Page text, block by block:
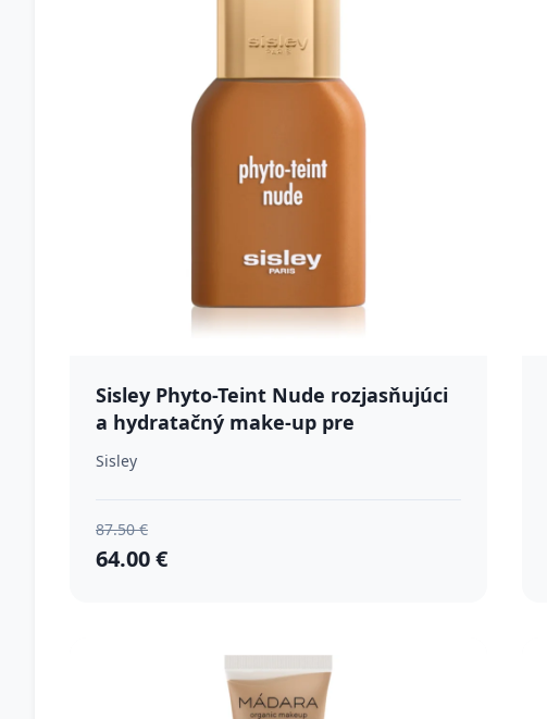
Sisley Phyto-Teint Nude rozjasňujúci
a hydratačný make-up pre
prirodzený vzhľad odtieň 5W Toffee
30 ml
Sisley
87.50 €
64.00 €